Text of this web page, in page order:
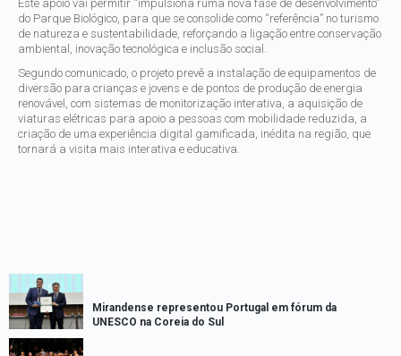
Este apoio vai permitir “impulsiona ruma nova fase de desenvolvimento”
do Parque Biológico, para que se consolide como “referência” no turismo
de natureza e sustentabilidade, reforçando a ligação entre conservação
ambiental, inovação tecnológica e inclusão social.
Segundo comunicado, o projeto prevê a instalação de equipamentos de
diversão para crianças e jovens e de pontos de produção de energia
renovável, com sistemas de monitorização interativa, a aquisição de
viaturas elétricas para apoio a pessoas com mobilidade reduzida, a
criação de uma experiência digital gamificada, inédita na região, que
tornará a visita mais interativa e educativa.
Mirandense representou Portugal em fórum da
UNESCO na Coreia do Sul